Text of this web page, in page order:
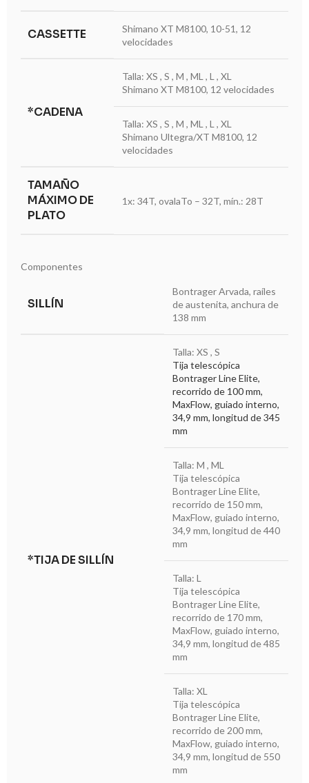
CASSETTE
Shimano XT M8100, 10-51, 12
velocidades
*CADENA
Talla: XS , S , M , ML , L , XL
Shimano XT M8100, 12 velocidades
Talla: XS , S , M , ML , L , XL
Shimano Ultegra/XT M8100, 12
velocidades
TAMAÑO
MÁXIMO DE
PLATO
1x: 34T, ovalaTo – 32T, mín.: 28T
Componentes
SILLÍN
Bontrager Arvada, raíles
de austenita, anchura de
138 mm
*TIJA DE SILLÍN
Talla: XS , S
Tija telescópica
Bontrager Line Elite,
recorrido de 100 mm,
MaxFlow, guiado interno,
34,9 mm, longitud de 345
mm
Talla: M , ML
Tija telescópica
Bontrager Line Elite,
recorrido de 150 mm,
MaxFlow, guiado interno,
34,9 mm, longitud de 440
mm
Talla: L
Tija telescópica
Bontrager Line Elite,
recorrido de 170 mm,
MaxFlow, guiado interno,
34,9 mm, longitud de 485
mm
Talla: XL
Tija telescópica
Bontrager Line Elite,
recorrido de 200 mm,
MaxFlow, guiado interno,
34,9 mm, longitud de 550
mm